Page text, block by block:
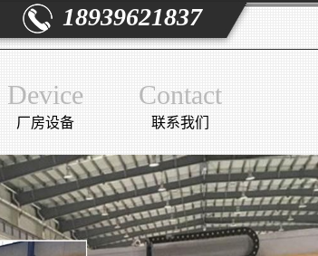
18939621837
Device
厂房设备
Contact
联系我们